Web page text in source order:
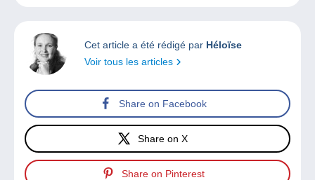
Cet article a été rédigé par Héloïse
Voir tous les articles
Share on Facebook
Share on X
Share on Pinterest